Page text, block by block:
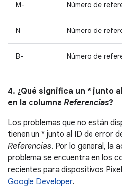
M- Número de
N- Número de
B- Número de
4. ¿Qué significa un * junto
en la columna Referencias?
Los problemas que no están
tienen un * junto al ID de error
Referencias. Por lo general, la
problema se encuentra en los
recientes para dispositivos
Google Developer.